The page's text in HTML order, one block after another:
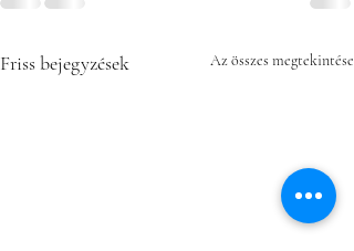
Friss bejegyzések Az összes megtekintése